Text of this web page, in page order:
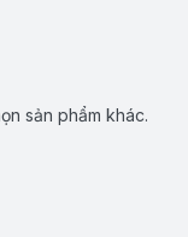
sản phẩm khác.